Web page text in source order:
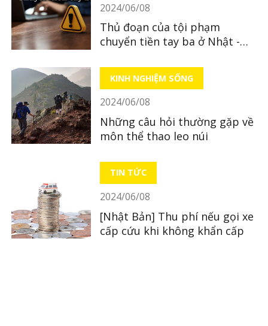
2024/06/08
Thủ đoạn của tội phạm
chuyển tiền tay ba ở Nhật -
người Việt
KINH NGHIỆM SỐNG
2024/06/08
Những câu hỏi thường gặp về
môn thể thao leo núi
TIN TỨC
2024/06/08
[Nhật Bản] Thu phí nếu gọi xe
cấp cứu khi không khẩn cấp